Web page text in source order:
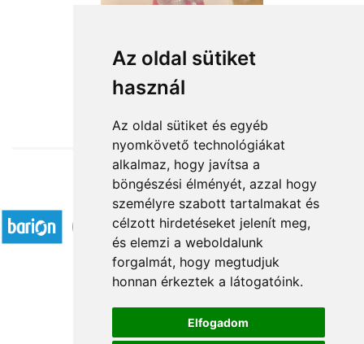
Az oldal sütiket
használ
Az oldal sütiket és egyéb
nyomkövető technológiákat
alkalmaz, hogy javítsa a
böngészési élményét, azzal hogy
személyre szabott tartalmakat és
célzott hirdetéseket jelenít meg,
és elemzi a weboldalunk
forgalmát, hogy megtudjuk
honnan érkeztek a látogatóink.
Elfogadom
Rózsaszín köd
24 800 Ft-tól
Elfogadott fizetési módok
Á.SZ.F.
Impresszum